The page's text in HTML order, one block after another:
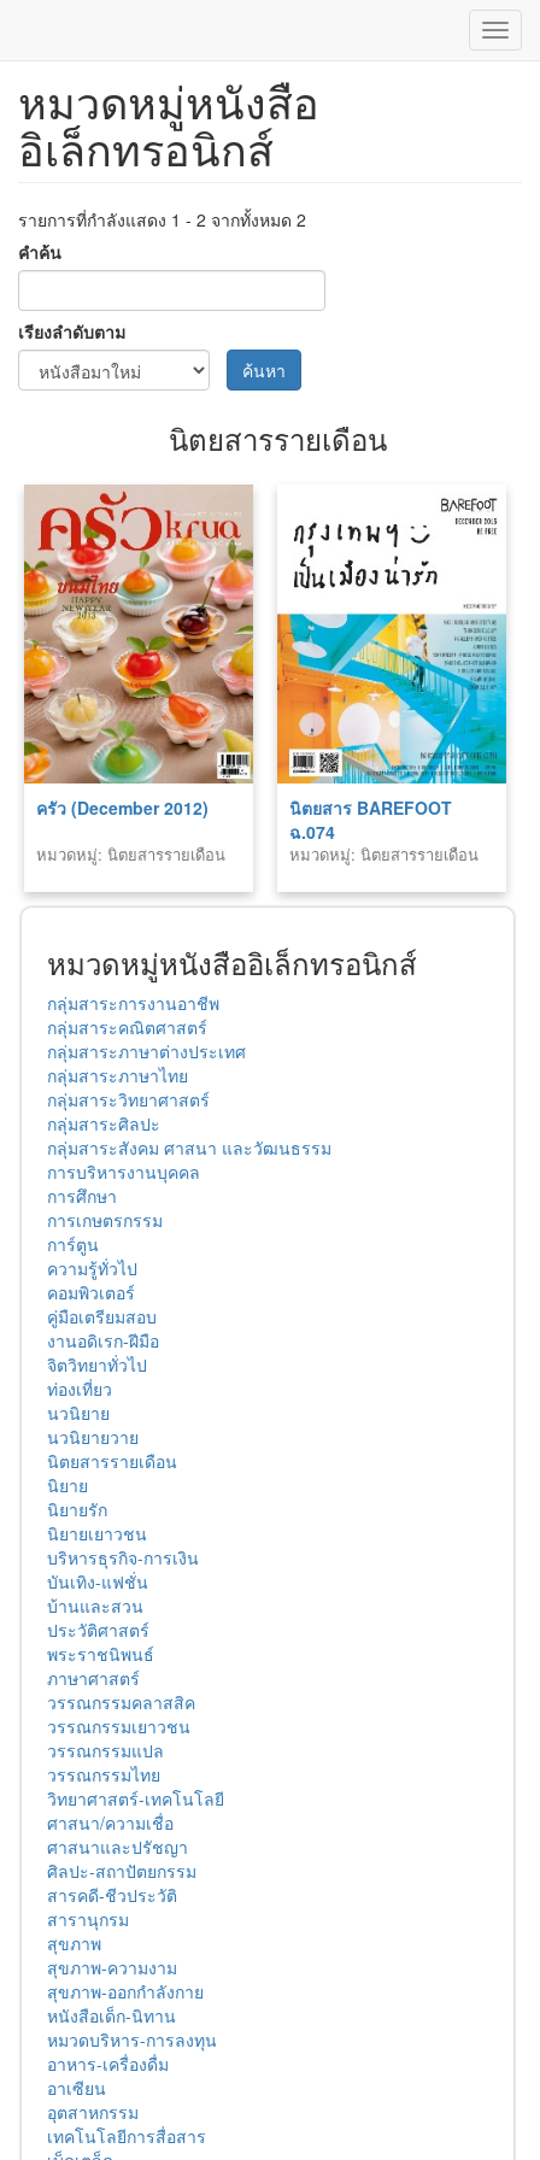
ข้าม
เนื้อหา
หมวดหมู่หนังสือ
อิเล็กทรอนิกส์
รายการที่กำลังแสดง 1 - 2 จากทั้งหมด 2
คำค้น
เรียงลำดับตาม
ค้นหา
นิตยสารรายเดือน
ครัว (December 2012)
หมวดหมู่: นิตยสารรายเดือน
นิตยสาร BAREFOOT
ฉ.074
หมวดหมู่: นิตยสารรายเดือน
หมวดหมู่หนังสืออิเล็กทรอนิกส์
กลุ่มสาระการงานอาชีพ
กลุ่มสาระคณิตศาสตร์
กลุ่มสาระภาษาต่างประเทศ
กลุ่มสาระภาษาไทย
กลุ่มสาระวิทยาศาสตร์
กลุ่มสาระศิลปะ
กลุ่มสาระสังคม ศาสนา และวัฒนธรรม
การบริหารงานบุคคล
การศึกษา
การเกษตรกรรม
การ์ตูน
ความรู้ทั่วไป
คอมพิวเตอร์
คู่มือเตรียมสอบ
งานอดิเรก-ฝีมือ
จิตวิทยาทั่วไป
ท่องเที่ยว
นวนิยาย
นวนิยายวาย
นิตยสารรายเดือน
นิยาย
นิยายรัก
นิยายเยาวชน
บริหารธุรกิจ-การเงิน
บันเทิง-แฟชั่น
บ้านและสวน
ประวัติศาสตร์
พระราชนิพนธ์
ภาษาศาสตร์
วรรณกรรมคลาสสิค
วรรณกรรมเยาวชน
วรรณกรรมแปล
วรรณกรรมไทย
วิทยาศาสตร์-เทคโนโลยี
ศาสนา/ความเชื่อ
ศาสนาและปรัชญา
ศิลปะ-สถาปัตยกรรม
สารคดี-ชีวประวัติ
สารานุกรม
สุขภาพ
สุขภาพ-ความงาม
สุขภาพ-ออกกำลังกาย
หนังสือเด็ก-นิทาน
หมวดบริหาร-การลงทุน
อาหาร-เครื่องดื่ม
อาเซียน
อุตสาหกรรม
เทคโนโลยีการสื่อสาร